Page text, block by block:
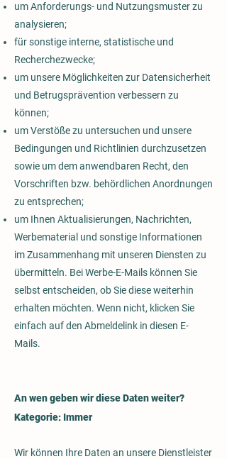
um Anforderungs- und Nutzungsmuster zu
analysieren;
für sonstige interne, statistische und
Recherchezwecke;
um unsere Möglichkeiten zur Datensicherheit
und Betrugsprävention verbessern zu
können;
um Verstöße zu untersuchen und unsere
Bedingungen und Richtlinien durchzusetzen
sowie um dem anwendbaren Recht, den
Vorschriften bzw. behördlichen Anordnungen
zu entsprechen;
um Ihnen Aktualisierungen, Nachrichten,
Werbematerial und sonstige Informationen
im Zusammenhang mit unseren Diensten zu
übermitteln. Bei Werbe-E-Mails können Sie
selbst entscheiden, ob Sie diese weiterhin
erhalten möchten. Wenn nicht, klicken Sie
einfach auf den Abmeldelink in diesen E-
Mails.
An wen geben wir diese Daten weiter?
Kategorie: Immer
Wir können Ihre Daten an unsere Dienstleister